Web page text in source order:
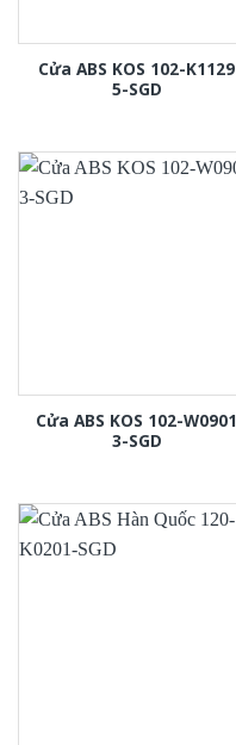
Cửa ABS KOS 102-K1129
5-SGD
Cửa ABS KOS 102-W0901
3-SGD